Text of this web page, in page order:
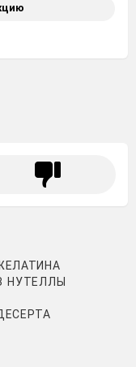
НУТЕЛЛЫ